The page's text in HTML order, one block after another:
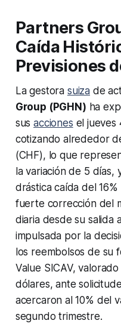
Partners
Caída
Previsiones
La gestora suiza de
Group (PGHN) ha
susacciones el jueves
cotizando alrededor
(CHF), lo que
la variación de 5
drástica caída del
fuerte corrección del
diaria desde su salida
impulsada por la
los reembolsos de su
Value SICAV,
dólares, ante
acercaron al 10% del
segundo trimestre.